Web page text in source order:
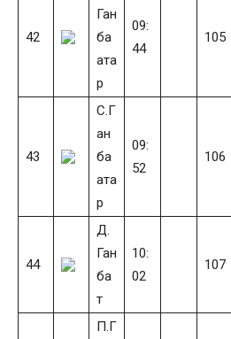
42
Ган
ба
ата
р
09:
44
105
43
С.Г
ан
ба
ата
р
09:
52
106
44
Д.
Ган
ба
т
10:
02
107
П.Г